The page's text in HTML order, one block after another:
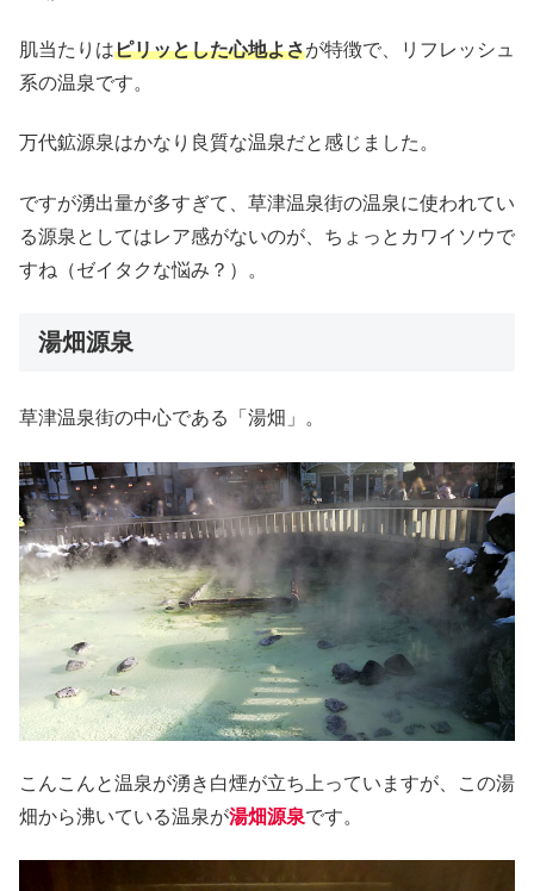
肌当たりはピリッとした心地よさが特徴で、リフレッシュ
系の温泉です。
万代鉱源泉はかなり良質な温泉だと感じました。
ですが湧出量が多すぎて、草津温泉街の温泉に使われてい
る源泉としてはレア感がないのが、ちょっとカワイソウで
すね（ゼイタクな悩み？）。
湯畑源泉
草津温泉街の中心である「湯畑」。
こんこんと温泉が湧き白煙が立ち上っていますが、この湯
畑から沸いている温泉が湯畑源泉です。